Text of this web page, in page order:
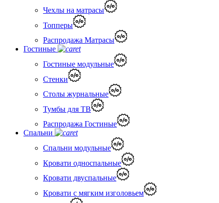
Чехлы на матрасы
Топперы
Распродажа Матрасы
Гостиные
Гостиные модульные
Стенки
Столы журнальные
Тумбы для ТВ
Распродажа Гостиные
Спальни
Спальни модульные
Кровати односпальные
Кровати двуспальные
Кровати с мягким изголовьем